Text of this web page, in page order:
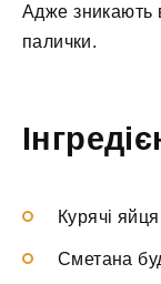
Адже зникають
палички.
Курячі яйця
Сметана